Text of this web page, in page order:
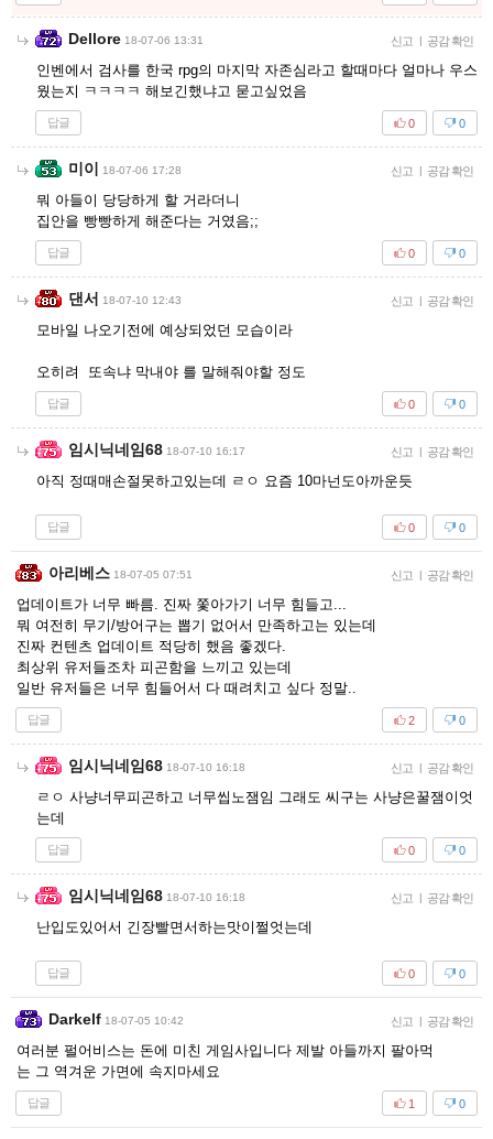
Dellore 18-07-06 13:31 신고 | 공감 확인
인벤에서 검사를 한국 rpg의 마지막 자존심라고 할때마다 얼마나 우스
웠는지 ㅋㅋㅋㅋ 해보긴했냐고 묻고싶었음
답글 0
0
미이 18-07-06 17:28 신고 | 공감 확인
뭐 아들이 당당하게 할 거라더니
집안을 빵빵하게 해준다는 거였음;;
답글 0
0
댄서 18-07-10 12:43 신고 | 공감 확인
모바일 나오기전에 예상되었던 모습이라
오히려 또속냐 막내야 를 말해줘야할 정도
답글 0
0
임시닉네임68 18-07-10 16:17 신고 | 공감 확인
아직 정때매손절못하고있는데 ㄹㅇ 요즘 10마넌도아까운듯
답글 0
0
아리베스 18-07-05 07:51 신고 | 공감 확인
업데이트가 너무 빠름. 진짜 쫓아가기 너무 힘들고...
뭐 여전히 무기/방어구는 뽑기 없어서 만족하고는 있는데
진짜 컨텐츠 업데이트 적당히 했음 좋겠다.
최상위 유저들조차 피곤함을 느끼고 있는데
일반 유저들은 너무 힘들어서 다 때려치고 싶다 정말..
답글 0
2
임시닉네임68 18-07-10 16:18 신고 | 공감 확인
ㄹㅇ 사냥너무피곤하고 너무씹노잼임 그래도 씨구는 사냥은꿀잼이엇
는데
답글 0
0
임시닉네임68 18-07-10 16:18 신고 | 공감 확인
난입도있어서 긴장빨면서하는맛이쩔엇는데
답글 0
0
Darkelf 18-07-05 10:42 신고 | 공감 확인
여러분 펄어비스는 돈에 미친 게임사입니다 제발 아들까지 팔아먹
는 그 역겨운 가면에 속지마세요
답글 0
1